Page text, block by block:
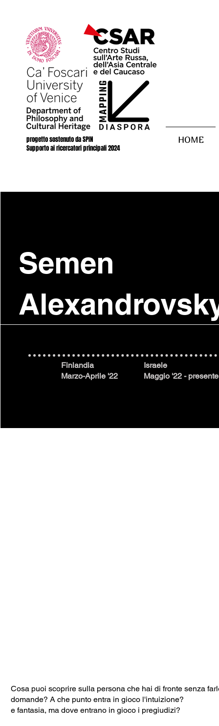
HOME
progetto sostenuto da SPIN
Supporto ai ricercatori principali 2024
Semen
Finlandia
Marzo-Aprile '22
Israele
Maggio '22 - presente
Cosa puoi scoprire sulla persona che hai di fronte senza
domande? A che punto entra in gioco l'intuizione?
e fantasia, ma dove entrano in gioco i pregiudizi?